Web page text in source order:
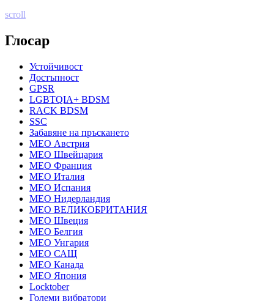
scroll
Глосар
Устойчивост
Достъпност
GPSR
LGBTQIA+ BDSM
RACK BDSM
SSC
Забавяне на пръскането
MEO Австрия
MEO Швейцария
MEO Франция
MEO Италия
MEO Испания
MEO Нидерландия
MEO ВЕЛИКОБРИТАНИЯ
MEO Швеция
MEO Белгия
MEO Унгария
MEO САЩ
MEO Канада
MEO Япония
Locktober
Големи вибратори